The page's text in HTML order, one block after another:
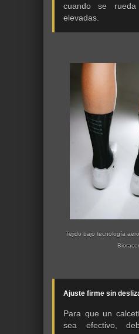
cuando se
elevadas.
Tejido bajo tecnología
Bioracer
Ajuste firme sin
Para que un
sea efectivo,